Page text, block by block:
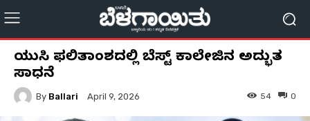
ಪಿಯುಸಿ ಫಲಿತಾಂಶದಲ್ಲಿ ಬೆಸ್ಟ್ ಕಾಲೇಜಿನ ಅದ್ಭುತ
ಸಾಧನೆ
By Ballari April 9, 2026 0
54